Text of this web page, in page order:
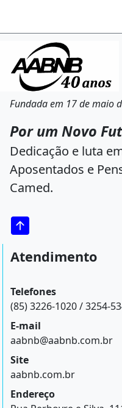
Fundada em 17 de maio
Por um Novo
Dedicação e luta
Aposentados e
Camed.
Atendimento
Telefones
(85) 3226-1020 / 3254-
E-mail
aabnb@aabnb.com.br
Site
aabnb.com.br
Endereço